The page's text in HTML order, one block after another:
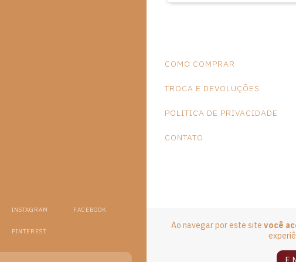
INSTAGRAM FACEBOOK
PINTEREST
Ao navegar por este site você
pernambucana de
COMO COMPRAR
TROCA E DEVOLUÇÕES
POLITICA DE PRIVACIDADE
CONTATO